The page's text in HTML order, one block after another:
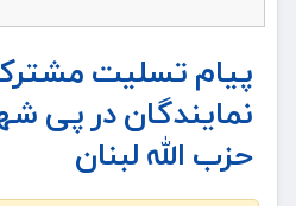
پیام تسلیت
نمایندگان در پی
حزب الله لبنان